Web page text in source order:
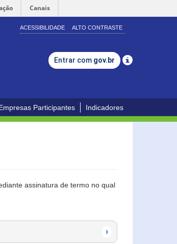
Canais
ACESSIBILIDADE ALTO CONTRASTE
Entrar com gov.br
Participantes Indicadores
assinatura de termo no qual
›